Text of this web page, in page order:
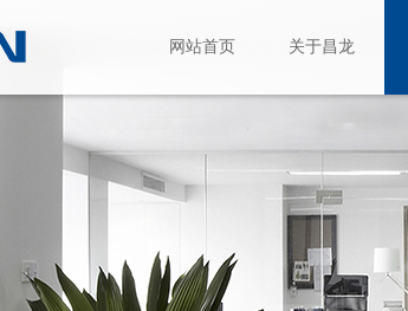
网站首页 关于昌龙